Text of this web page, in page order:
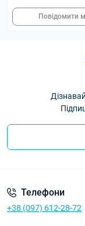
Повідомити
Телефони
+38 (097) 612-28-72